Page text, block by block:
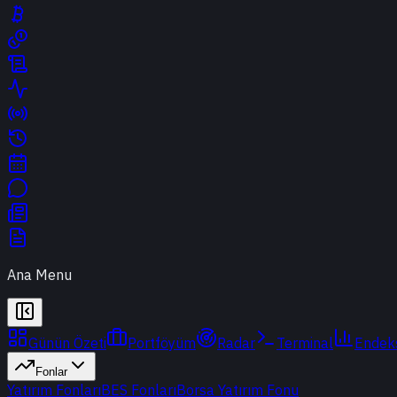
Ana Menu
Günün Özeti Portföyüm Radar Terminal
Fonlar
Yatırım FonlarıBES FonlarıBorsa Yatırım Fonu